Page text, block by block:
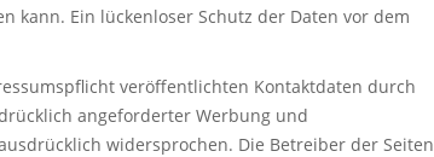
kann. Ein lückenloser Schutz der Daten vor dem
veröffentlichten Kontaktdaten durch
angeforderter Werbung und
widersprochen. Die Betreiber der Seiten